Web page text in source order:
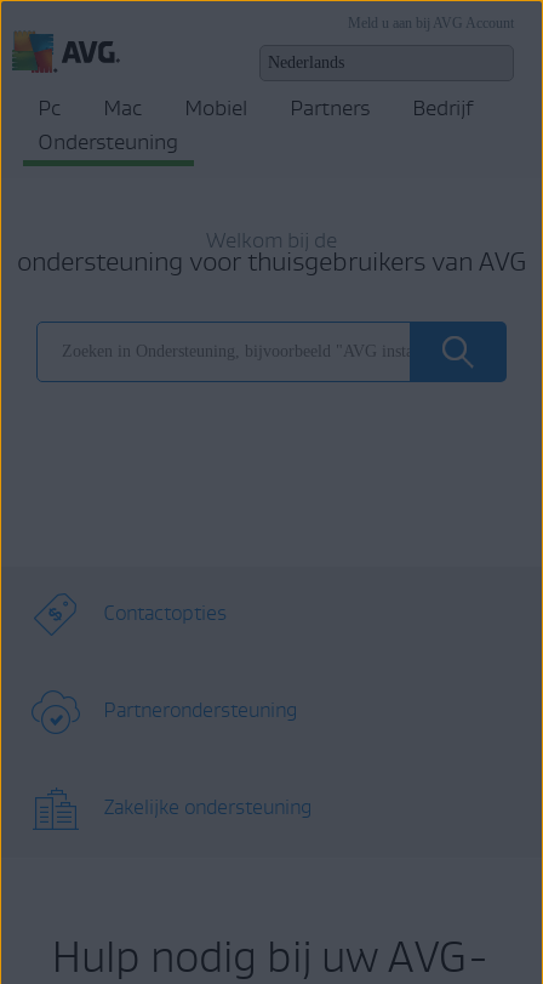
Meld u aan bij AVG Account
Pc Mac Mobiel Partners
Bedrijf
Ondersteuning
Welkom bij de
ondersteuning voor thuisgebruikers van AVG
Contactopties
Partnerondersteuning
Zakelijke ondersteuning
Hulp nodig bij uw AVG-